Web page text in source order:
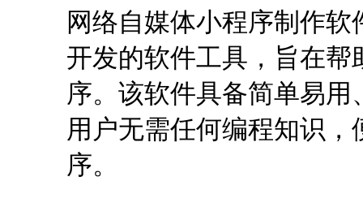
网络自媒体小程序制作
开发的软件工具，旨在
序。该软件具备简单易
用户无需任何编程知识
序。